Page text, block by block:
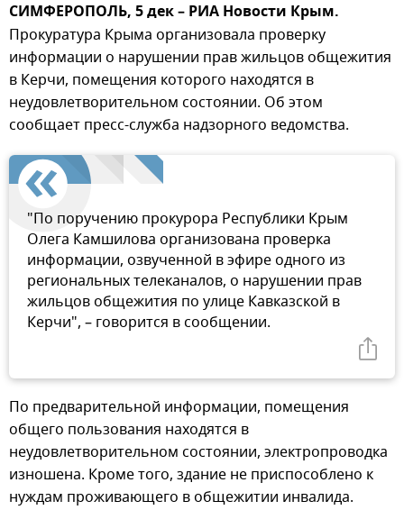
СИМФЕРОПОЛЬ, 5 дек – РИА Новости Крым.
Прокуратура Крыма организовала проверку
информации о нарушении прав жильцов общежития
в Керчи, помещения которого находятся в
неудовлетворительном состоянии. Об этом
сообщает пресс-служба надзорного ведомства.
"По поручению прокурора Республики Крым
Олега Камшилова организована проверка
информации, озвученной в эфире одного из
региональных телеканалов, о нарушении прав
жильцов общежития по улице Кавказской в
Керчи", – говорится в сообщении.
По предварительной информации, помещения
общего пользования находятся в
неудовлетворительном состоянии, электропроводка
изношена. Кроме того, здание не приспособлено к
нуждам проживающего в общежитии инвалида.